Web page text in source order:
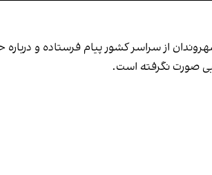
از سراسر کشور پیام فرستاده و
صورت نگرفته است.